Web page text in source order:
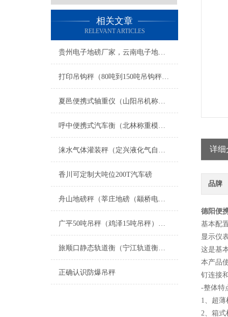
相关文章
RELEVANT ARTICLES
贵州电子地磅厂家，云南电子地磅厂家；陕西电子地磅厂家；新疆电子地磅厂家；甘肃电子地磅厂家
打印吊钩秤（80吨到150吨吊钩秤）打印方法
夏邑便携式轴重仪（山阳吊机称）卫辉AAE电子吊秤）民权5T吊秤维修
呼中便携式汽车衡（北林称重模块）电子隔爆钢瓶称）肇东地磅维修
涞水气体灌装秤（定兴液化气自动灌装秤）阜平液化气灌装秤维修
香川可定制大吨位200T汽车磅
舟山地磅秤（莘庄地磅（颛桥电子汽车衡维修
广平50吨吊秤（鸡泽15吨吊秤）馆陶100吨吊秤维修
旅顺口静态轨道衡（宁江轨道衡器）吉林防爆称重模块）岫岩称重控制模块维修
正确认识防爆吊秤
详细
品牌
德阳便
基本配
显示仪
这是基
本产品
钉连接
-整体特
1、超
2、箱式